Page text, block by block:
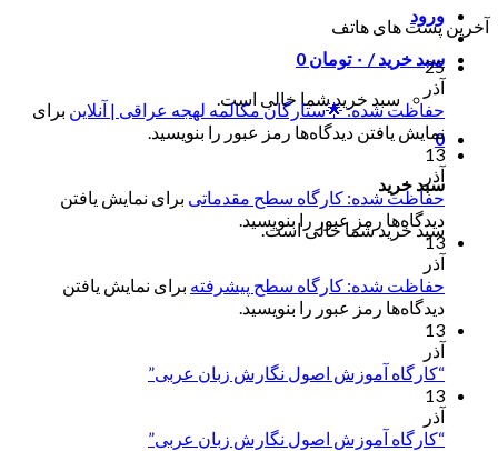
ورود
سبد خرید / ۰ تومان 0
سبد خرید شما خالی است.
0
سبد خرید
سبد خرید شما خالی است.
آخرین پست های هاتف
25
آذر
حفاظت شده: 🌟ستارگان مکالمه لهجه عراقی | آنلاین برای
نمایش یافتن دیدگاه‌ها رمز عبور را بنویسید.
13
آذر
حفاظت شده: کارگاه سطح مقدماتی برای نمایش یافتن
دیدگاه‌ها رمز عبور را بنویسید.
13
آذر
حفاظت شده: کارگاه سطح پیشرفته برای نمایش یافتن
دیدگاه‌ها رمز عبور را بنویسید.
13
آذر
“کارگاه آموزش اصول نگارش زبان عربی”
13
آذر
“کارگاه آموزش اصول نگارش زبان عربی”